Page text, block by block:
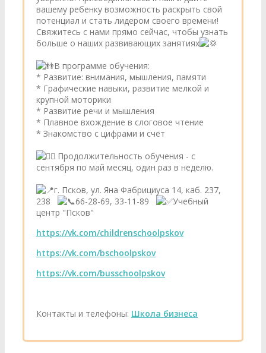
вашему ребенку возможность раскрыть свой
потенциал и стать лидером своего времени!
Свяжитесь с нами прямо сейчас, чтобы узнать
больше о наших развивающих занятиях
В программе обучения:
* Развитие: внимания, мышления, памяти
* Графические навыки, развитие мелкой и
крупной моторики
* Развитие речи и мышления
* Плавное вхождение в слоговое чтение
* Знакомство с цифрами и счёт
Продолжительность обучения - с
сентября по май месяц, один раз в неделю.
г. Псков, ул. Яна Фабрициуса 14, каб. 237,
238
66-28-69, 33-11-89
Учебный
центр "Псков"
https://vk.com/childrenschoolpskov
https://vk.com/bschoolpskov
https://vk.com/busschoolpskov
Контакты и телефоны: Школа бизнеса